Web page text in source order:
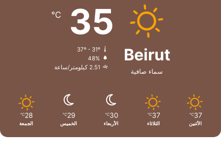
Beirut
سماء صافية
35
℃
37º - 31º
48%
2.51 كيلومتر/ساعة
37
℃
الأثنين
37
℃
الثلاثاء
30
℃
الأربعاء
29
℃
الخميس
28
℃
الجمعة